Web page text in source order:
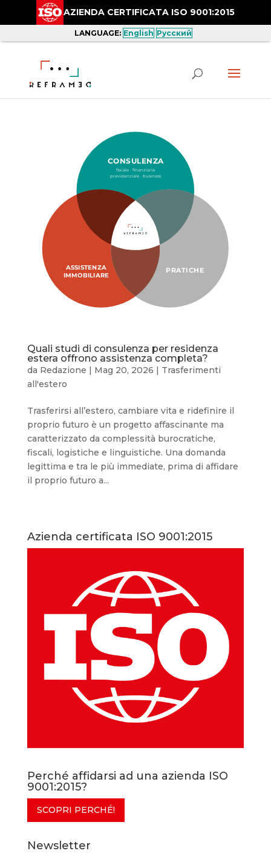
Quali studi di consulenza per residenza
estera offrono assistenza completa?
da Redazione | Mag 20, 2026 | Trasferimenti
all'estero
Trasferirsi all’estero, cambiare vita e ridefinire il
proprio futuro è un progetto affascinante ma
caratterizzato da complessità burocratiche,
fiscali, logistiche e linguistiche. Una domanda
legittima e tra le più immediate, prima di affidare
il proprio futuro a...
Azienda certificata ISO 9001:2015
Perché affidarsi ad una azienda ISO
9001:2015?
SCOPRI PERCHÉ!
Newsletter
AZIENDA CERTIFICATA ISO 9001:2015
LANGUAGE: English Русский